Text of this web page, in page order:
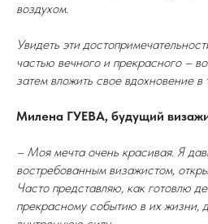
воздухом.
Увидеть эти
частью вечного и прекрасного –
затем вложить свое вдохновение в
Милена ГУЕВА, будущий
– Моя мечта очень красивая. Я
востребованным визажистом,
Часто представляю, как готовлю
прекрасному событию в их жизни,